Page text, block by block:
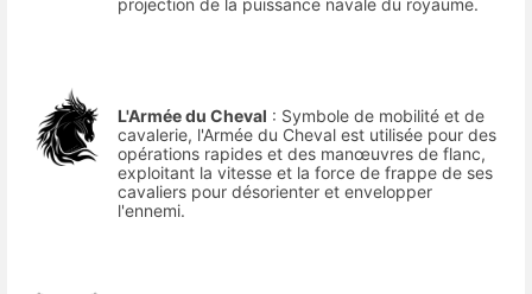
L'Armée du Cheval : Symbole de mobilité et de
cavalerie, l'Armée du Cheval est utilisée pour des
opérations rapides et des manœuvres de flanc,
exploitant la vitesse et la force de frappe de ses
cavaliers pour désorienter et envelopper
l'ennemi.